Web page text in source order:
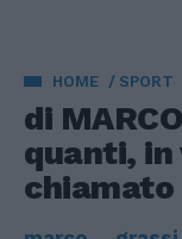
HOME SPORT
di
quanti, in
chiamato